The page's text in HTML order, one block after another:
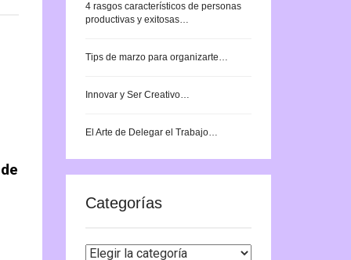
4 rasgos característicos de personas
productivas y exitosas…
Tips de marzo para organizarte…
Innovar y Ser Creativo…
El Arte de Delegar el Trabajo…
Categorías